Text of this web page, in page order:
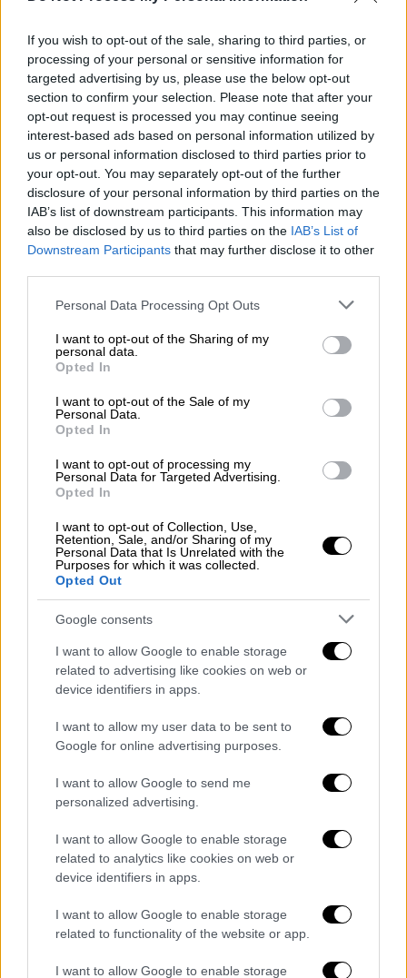
If you wish to opt-out of the sale, sharing to third parties, or
processing of your personal or sensitive information for
targeted advertising by us, please use the below opt-out
section to confirm your selection. Please note that after your
opt-out request is processed you may continue seeing
interest-based ads based on personal information utilized by
us or personal information disclosed to third parties prior to
your opt-out. You may separately opt-out of the further
disclosure of your personal information by third parties on the
IAB’s list of downstream participants. This information may
also be disclosed by us to third parties on the IAB’s List of
Downstream Participants that may further disclose it to other
Please note that this website/app uses one or more Google
not limited to your visit or usage behaviour. You may click to
grant or deny consent to Google and its third-party tags to
use your data for below specified purposes in below Google
consent section.
Personal Data Processing Opt Outs
I want to opt-out of the Sharing of my
personal data.
Opted In
I want to opt-out of the Sale of my
Personal Data.
Opted In
I want to opt-out of processing my
Personal Data for Targeted Advertising.
Opted In
I want to opt-out of Collection, Use,
Retention, Sale, and/or Sharing of my
Personal Data that Is Unrelated with the
Purposes for which it was collected.
Opted Out
Google consents
I want to allow Google to enable storage
related to advertising like cookies on web or
device identifiers in apps.
I want to allow my user data to be sent to
Google for online advertising purposes.
I want to allow Google to send me
personalized advertising.
I want to allow Google to enable storage
related to analytics like cookies on web or
device identifiers in apps.
I want to allow Google to enable storage
related to functionality of the website or app.
I want to allow Google to enable storage
ειλικρινή διάθεση, μερικές σκέψεις που
σας. Στην πραγματικότητα οι σκέψεις μου
εδράζονται σε δύο άξονες. Ο πρώτος είναι
καθαρά νομικός και δικαιοκρατικός. Όπως
πολύ σωστά αναφέρετε, το ντοκιμαντέρ της
κ. Ψύκου«εξερευνά τη σωματική αυτονομία
στην Ευρώπη των πολλών ελευθεριών»
προσκαλούμε στην προβολή για να
διαπιστώσετε ιδίοις όμμασι ότι το
ντοκιμαντέρ αυτό διατρέχεται από την
περιορίζεται η ελευθερία τους. Ως γυναίκα,
μητέρα και εργαζόμενη, βλέπω κι εγώ με
ανησυχία ότι ο κόσμος, εν έτει 2024, μοιάζει
των γυναικών, οιγυναικοκτονίες
αυξάνονται
συνεχώς. Αυξάνονται και οι επιθέσεις κατά
αδυνάτων και διαφορετικών. Μόλις χθες
στην πλατεία Αριστοτέλους, μια ανάσα από
την έδρα του Φεστιβάλ μας, είδαμε με φρίκη
και αγανάκτηση μιααήθη και βίαιη επίθεση
εναντίον δυο διεμφυλικών ατόμων,
τα οποία
διασώθηκαν καθαρά από τύχη. Αυξάνονται
επίσης τα απολυταρχικά καθεστώτα που
περιορίζουν την ελευθερία, καταπατούν
βασικά ανθρώπινα δικαιώματα και
αμφισβητούν την έννοια της Δημοκρατίας.
που μας καλείνα συμβιώνουμε με άτομα, τα
οποία ενδεχομένως έχουν διαφορετικές
απόψειςαπό τις δικές μας. Αν αυτές οι
απόψεις δεν κηρύσσουν το μίσος και δεν
απειλούν τις θεμελιώδεις αρχές της
ελευθερίας και της Δημοκρατίας κι αν δεν
οφείλουμε να τις ακούμε μέσα στο πλαίσιο
μιας κοινωνίας αποδοχήςκαι αγάπης.
Κατανοώ ότι η διαφημιστική αφίσα της